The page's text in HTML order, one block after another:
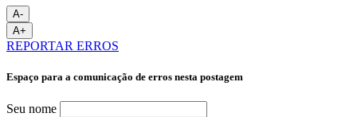
A-
A+
REPORTAR ERROS
Espaço para a comunicação de erros nesta postagem
Seu nome